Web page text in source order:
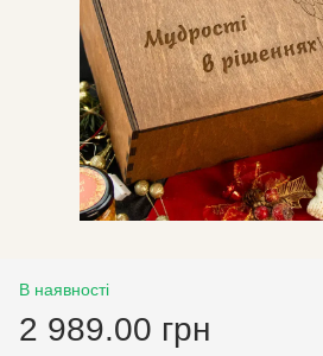
В наявності
2 989.00 грн